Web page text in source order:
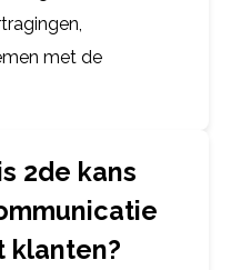
met de
2de kans
klanten?